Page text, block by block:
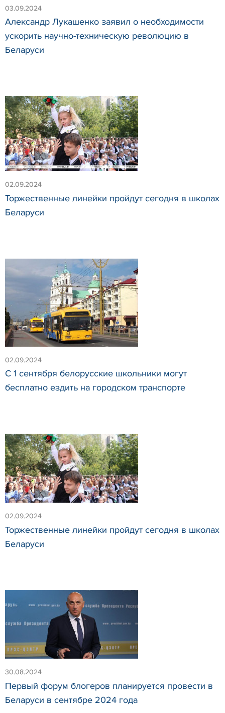
03.09.2024
Александр Лукашенко заявил о необходимости
ускорить научно-техническую революцию в
Беларуси
02.09.2024
Торжественные линейки пройдут сегодня в школах
Беларуси
02.09.2024
С 1 сентября белорусские школьники могут
бесплатно ездить на городском транспорте
02.09.2024
Торжественные линейки пройдут сегодня в школах
Беларуси
30.08.2024
Первый форум блогеров планируется провести в
Беларуси в сентябре 2024 года